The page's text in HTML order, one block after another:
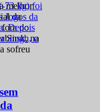
melhor
da
fora do
na
sofreu